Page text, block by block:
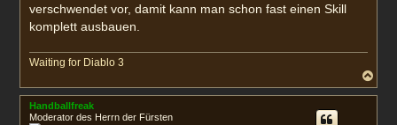
verschwendet vor, damit kann man schon fast einen Skill
komplett ausbauen.
Waiting for Diablo 3
a
c
Handballfreak
Moderator des Herrn der Fürsten